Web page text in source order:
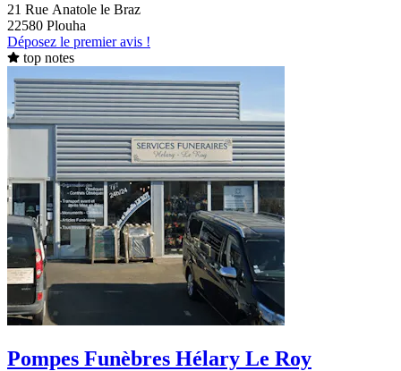
21 Rue Anatole le Braz
22580 Plouha
Déposez le premier avis !
top notes
Pompes Funèbres Hélary Le Roy